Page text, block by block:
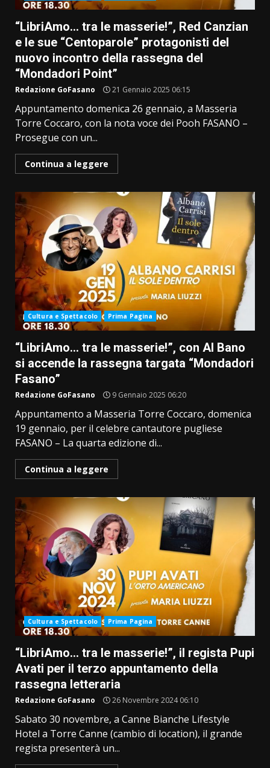
“LibriAmo… tra le masserie!”, Red Canzian
e le sue “Centoparole” protagonisti del
nuovo incontro della rassegna del
“Mondadori Point”
Redazione GoFasano 21 Gennaio 2025 06:15
Appuntamento domenica 26 gennaio, a Masseria
Torre Coccaro, con la nota voce dei Pooh FASANO –
Prosegue con un...
Continua a leggere
Cultura e Spettacolo Prima Pagina
“LibriAmo… tra le masserie!”, con Al Bano
si accende la rassegna targata “Mondadori
Fasano”
Redazione GoFasano 9 Gennaio 2025 06:20
Appuntamento a Masseria Torre Coccaro, domenica
19 gennaio, per il celebre cantautore pugliese
FASANO – La quarta edizione di...
Continua a leggere
Cultura e Spettacolo Prima Pagina
“LibriAmo… tra le masserie!”, il regista Pupi
Avati per il terzo appuntamento della
rassegna letteraria
Redazione GoFasano 26 Novembre 2024 06:10
Sabato 30 novembre, a Canne Bianche Lifestyle
Hotel a Torre Canne (cambio di location), il grande
regista presenterà un...